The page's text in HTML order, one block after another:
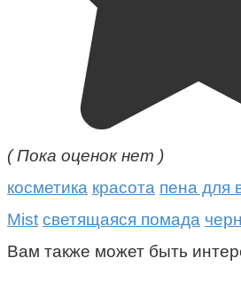
( Пока оценок нет )
косметика красота пена для
Mist светящаяся помада
Вам также может быть